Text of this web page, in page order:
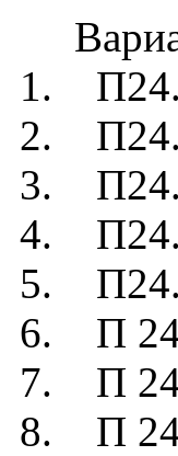
1.
2.
3.
4.
5.
6. П
7. П
8. П